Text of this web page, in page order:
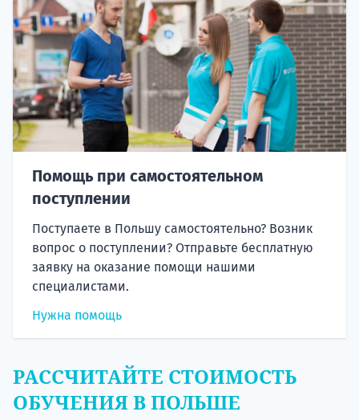
Помощь при самостоятельном
поступлении
Поступаете в Польшу самостоятельно? Возник
вопрос о поступлении? Отправьте бесплатную
заявку на оказание помощи нашими
специалистами.
Нужна помощь
РАССЧИТАЙТЕ СТОИМОСТЬ
ОБУЧЕНИЯ В ПОЛЬШЕ